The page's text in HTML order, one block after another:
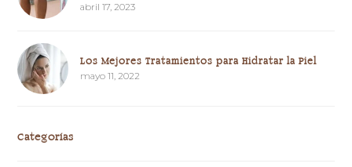
abril 17, 2023
Los Mejores Tratamientos para Hidratar la Piel
mayo 11, 2022
Categorías